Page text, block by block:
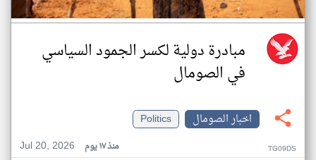
مبادرة دولية لكسر الجمود السياسي
في الصومال
اخبار الصومال
Politics
Jul 20, 2026
منذ ١٧ يوم TG09DS